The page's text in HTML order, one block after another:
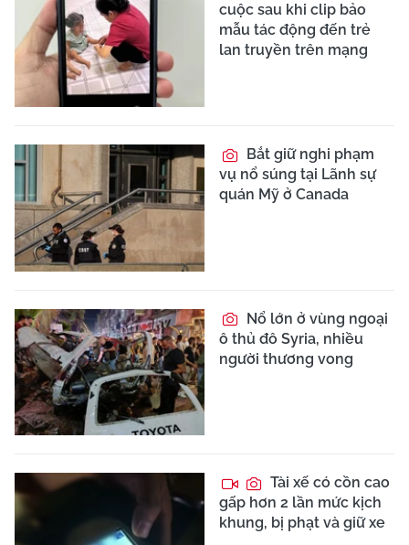
cuộc sau khi clip bảo
mẫu tác động đến trẻ
lan truyền trên mạng
Bắt giữ nghi phạm
vụ nổ súng tại Lãnh sự
quán Mỹ ở Canada
Nổ lớn ở vùng ngoại
ô thủ đô Syria, nhiều
người thương vong
Tài xế có cồn cao
gấp hơn 2 lần mức kịch
khung, bị phạt và giữ xe